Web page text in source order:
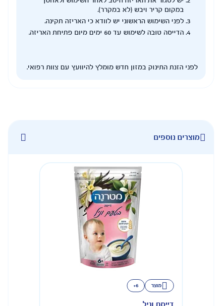
במקום קריר ויבש (לא במקרר).
לפני השימוש הראשוני יש לוודא כי האריזה תקינה.
הדייסה טובה לשימוש עד 60 ימים מיום פתיחת האריזה.
לפני הזנת התינוק במזון חדש מומלץ להיוועץ עם צוות רפואי.
מוצרים נוספים
מוצר 6+